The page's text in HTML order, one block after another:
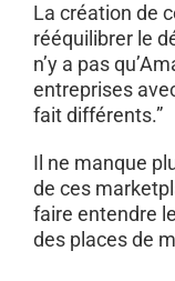
La création de
rééquilibrer le
n’y a pas
entreprises
fait différents.”
Il ne manque
de ces
faire entendre
des places de